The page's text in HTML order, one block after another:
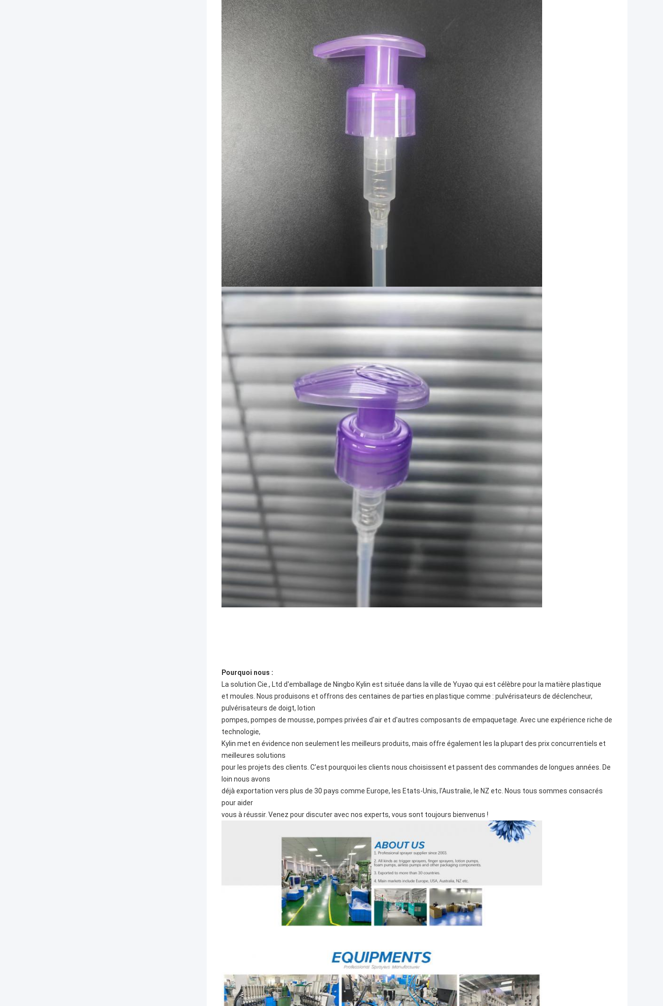
Pourquoi nous :
La solution Cie., Ltd d'emballage de Ningbo Kylin est située dans la ville de Yuyao qui est célèbre pour la matière plastique
et moules. Nous produisons et offrons des centaines de parties en plastique comme : pulvérisateurs de déclencheur,
pulvérisateurs de doigt, lotion
pompes, pompes de mousse, pompes privées d'air et d'autres composants de empaquetage. Avec une expérience riche de
technologie,
Kylin met en évidence non seulement les meilleurs produits, mais offre également les la plupart des prix concurrentiels et
meilleures solutions
pour les projets des clients. C'est pourquoi les clients nous choisissent et passent des commandes de longues années. De
loin nous avons
déjà exportation vers plus de 30 pays comme Europe, les Etats-Unis, l'Australie, le NZ etc. Nous tous sommes consacrés
pour aider
vous à réussir. Venez pour discuter avec nos experts, vous sont toujours bienvenus !